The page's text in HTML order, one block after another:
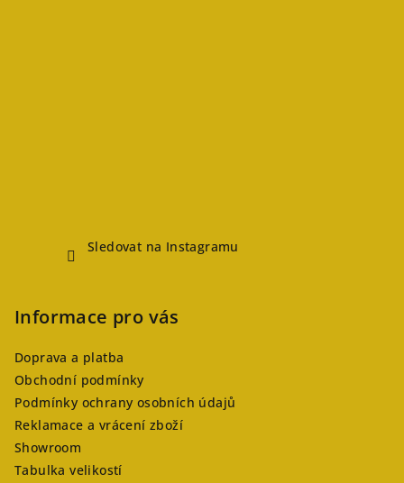
Sledovat na Instagramu
Informace pro vás
Doprava a platba
Obchodní podmínky
Podmínky ochrany osobních údajů
Reklamace a vrácení zboží
Showroom
Tabulka velikostí